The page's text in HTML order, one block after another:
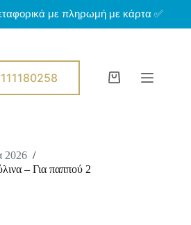
με πληρωμή με κάρτα ✅
Shopping
2026 /
– Για παππού 2